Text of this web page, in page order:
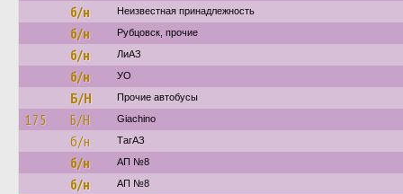
б/н Неизвестная принадлежность
б/н Рубцовск, прочие
б/н ЛиАЗ
б/н УО
Б/Н Прочие автобусы
175 Б/Н Giachino
б/н ТагАЗ
б/н АП №8
б/н АП №8